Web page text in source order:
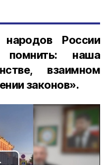
России
помнить: наша
взаимном
законов».